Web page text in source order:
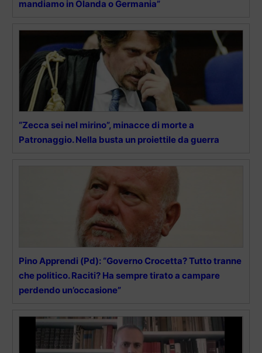
mandiamo in Olanda o Germania”
“Zecca sei nel mirino”, minacce di morte a
Patronaggio. Nella busta un proiettile da guerra
Pino Apprendi (Pd): “Governo Crocetta? Tutto tranne
che politico. Raciti? Ha sempre tirato a campare
perdendo un’occasione”